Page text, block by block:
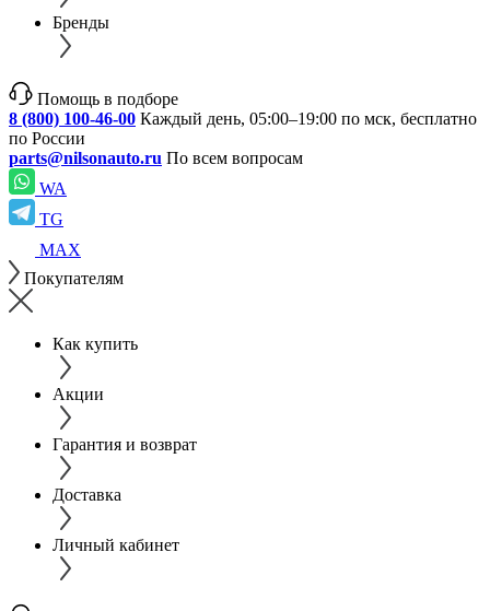
Бренды
Помощь в подборе
8 (800) 100-46-00 Каждый день, 05:00–19:00 по мск, бесплатно
по России
parts@nilsonauto.ru По всем вопросам
WA
TG
MAX
Покупателям
Как купить
Акции
Гарантия и возврат
Доставка
Личный кабинет